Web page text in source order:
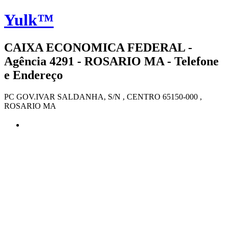
Yulk™
CAIXA ECONOMICA FEDERAL -
Agência 4291 - ROSARIO MA - Telefone
e Endereço
PC GOV.IVAR SALDANHA, S/N , CENTRO 65150-000 ,
ROSARIO MA